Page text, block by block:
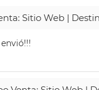
Sitio Web |